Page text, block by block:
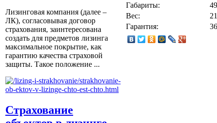
Лизинговая компания (далее –
ЛК), согласовывая договор
страхования, заинтересована
создать для предметов лизинга
максимальное покрытие, как
гарантию качества страховой
защиты. Такое положение ...
Страхование
Габариты:
Вес:
21
Гарантия:
36